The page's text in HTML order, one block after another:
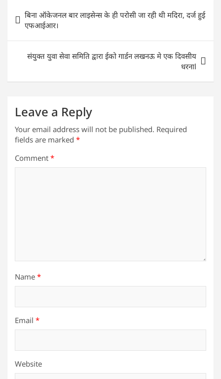
s
A
p
p
e
b
o
o
er e
dI
n
l e
Post
navigation
बिना ऑकेजनल बार लाइसेन्स के ही परोसी जा रही थी मदिरा, दर्ज हुई
एफआईआर।
संयुक्त युवा सेवा समिति द्वारा ईको गार्डन लखनऊ मे एक दिवसीय
धरनाl
Leave a Reply
Your email address will not be published. Required
fields are marked *
Comment *
Name *
Email *
Website